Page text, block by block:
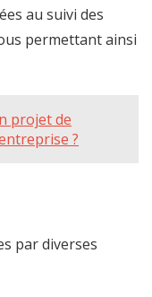
au suivi des
permettant ainsi
projet de
?
par diverses